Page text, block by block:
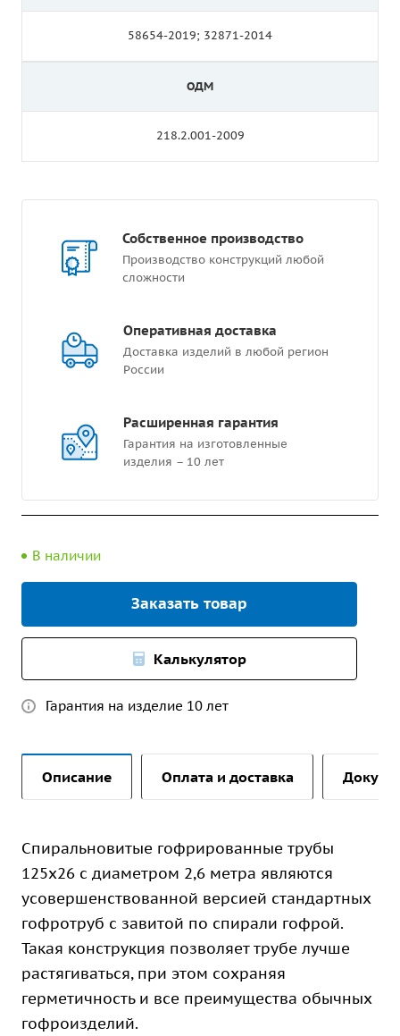
58654-2019; 32871-2014
ОДМ
218.2.001-2009
Собственное производство
Производство конструкций любой
сложности
Оперативная доставка
Доставка изделий в любой регион
России
Расширенная гарантия
Гарантия на изготовленные
изделия – 10 лет
В наличии
Заказать товар
Калькулятор
Гарантия на изделие 10 лет
Описание Оплата и доставка
Спиральновитые гофрированные трубы
125х26 с диаметром 2,6 метра являются
усовершенствованной версией стандартных
гофротруб с завитой по спирали гофрой.
Такая конструкция позволяет трубе лучше
растягиваться, при этом сохраняя
герметичность и все преимущества обычных
гофроизделий.